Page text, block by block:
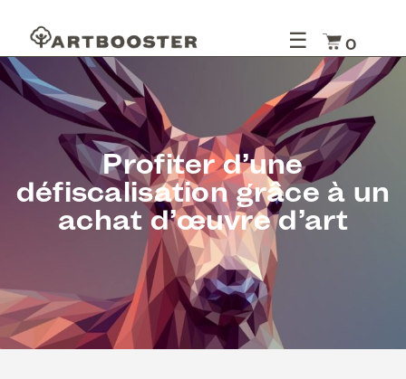
☰ 0
Profiter d’une
défiscalisation grâce à un
achat d’œuvre d’art